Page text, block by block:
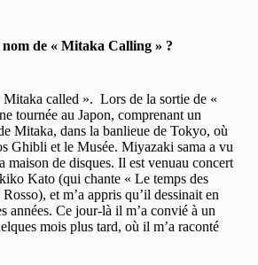
de « Mitaka Calling » ?
called ». Lors de la sortie de «
tournée au Japon, comprenant un
Mitaka, dans la banlieue de Tokyo, où
Ghibli et le Musée. Miyazaki sama a vu
maison de disques. Il est venuau concert
Kato (qui chante « Le temps des
et m’a appris qu’il dessinait en
années. Ce jour-là il m’a convié à un
mois plus tard, où il m’a raconté